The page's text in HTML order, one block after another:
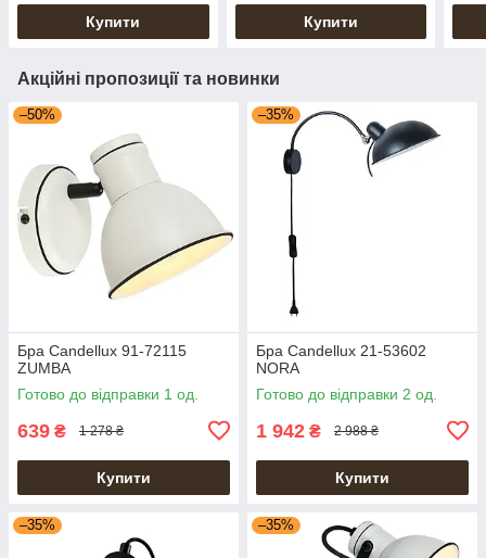
Купити Купити
Акційні пропозиції та новинки
–50%
Бра Candellux 91-72115
ZUMBA
Готово до відправки 1 од.
639 ₴ 1 278 ₴
Купити
–35%
Бра Candellux 21-53602
NORA
Готово до відправки 2 од.
1 942 ₴ 2 988 ₴
Купити
–35% –35%